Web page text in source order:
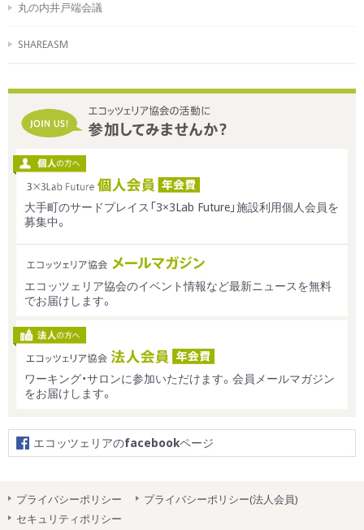
丸の内井戸端会議
SHAREASM
大手町のサードプレイス「3×3Lab Future」施設利用個人会員を
募集中。
エコッツェリア協会のイベント情報など最新ニュースを無料
でお届けします。
ワーキング・サロンに参加いただけます。会員メールマガジン
をお届けします。
エコッツェリアのfacebookページ
プライバシーポリシー
プライバシーポリシー(法人会員)
セキュリティポリシー